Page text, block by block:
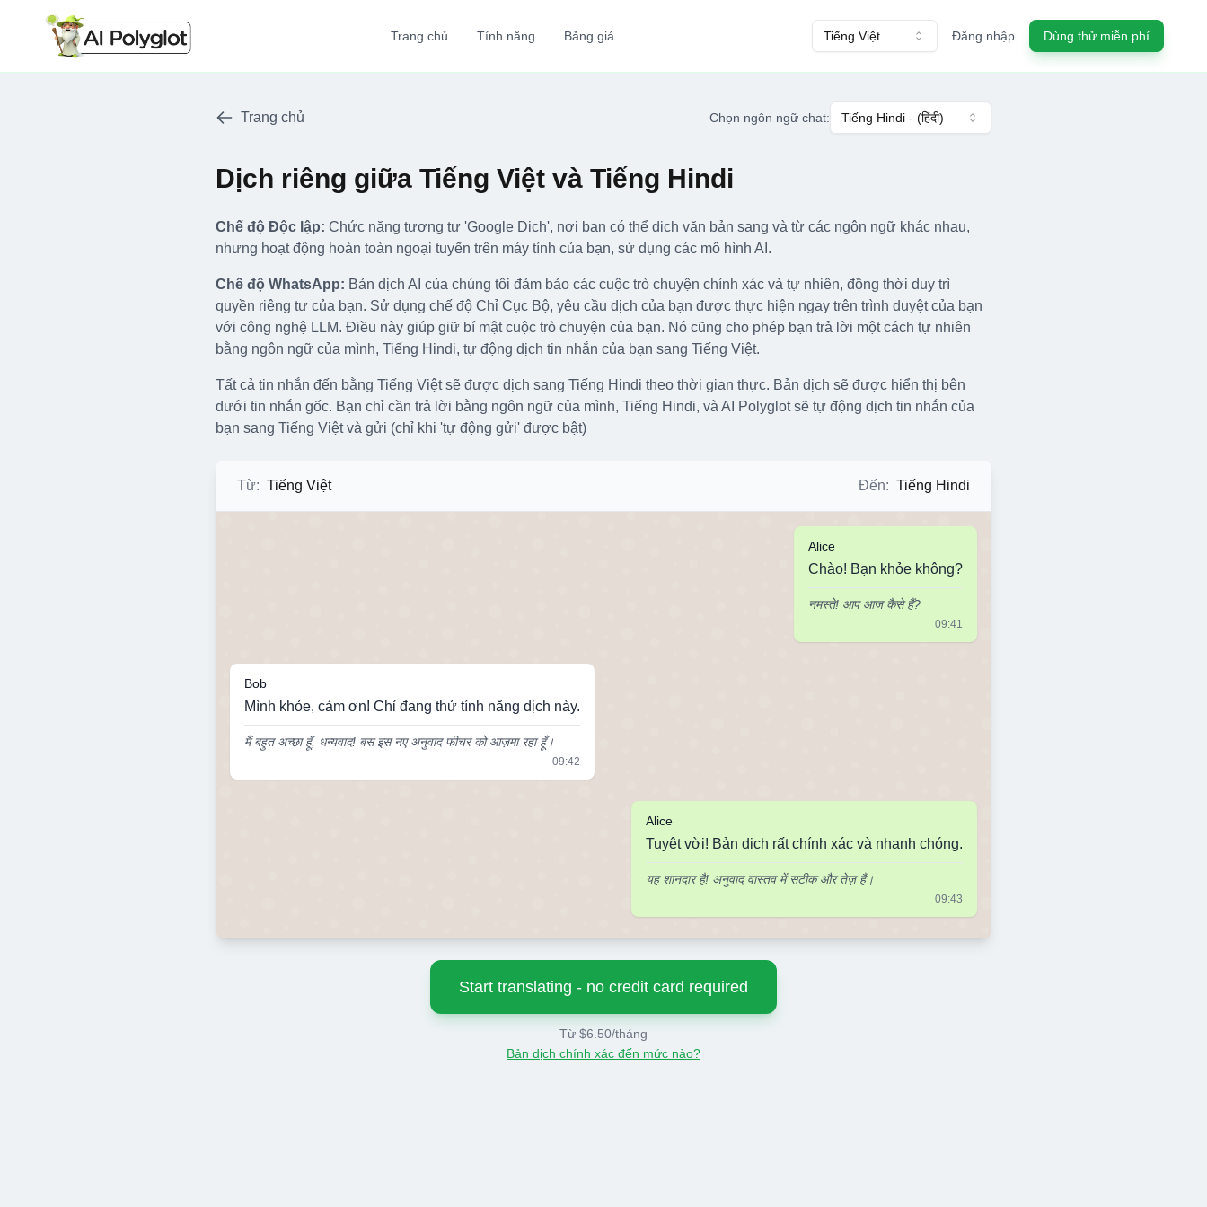
Trang chủ Tính năng Bảng giá Tiếng Việt Đăng nhập Dùng thử miễn phí
Trang chủ Chọn ngôn ngữ chat: Tiếng Hindi - (हिंदी)
Dịch riêng giữa Tiếng Việt và Tiếng Hindi
Chế độ Độc lập: Chức năng tương tự 'Google Dịch', nơi bạn có thể dịch văn bản sang và từ các ngôn ngữ khác nhau,
nhưng hoạt động hoàn toàn ngoại tuyến trên máy tính của bạn, sử dụng các mô hình AI.
Chế độ WhatsApp: Bản dịch AI của chúng tôi đảm bảo các cuộc trò chuyện chính xác và tự nhiên, đồng thời duy trì
quyền riêng tư của bạn. Sử dụng chế độ Chỉ Cục Bộ, yêu cầu dịch của bạn được thực hiện ngay trên trình duyệt của bạn
với công nghệ LLM. Điều này giúp giữ bí mật cuộc trò chuyện của bạn. Nó cũng cho phép bạn trả lời một cách tự nhiên
bằng ngôn ngữ của mình, Tiếng Hindi, tự động dịch tin nhắn của bạn sang Tiếng Việt.
Tất cả tin nhắn đến bằng Tiếng Việt sẽ được dịch sang Tiếng Hindi theo thời gian thực. Bản dịch sẽ được hiển thị bên
dưới tin nhắn gốc. Bạn chỉ cần trả lời bằng ngôn ngữ của mình, Tiếng Hindi, và AI Polyglot sẽ tự động dịch tin nhắn của
bạn sang Tiếng Việt và gửi (chỉ khi 'tự động gửi' được bật)
Từ: Tiếng Việt Đến: Tiếng Hindi
Alice
Chào! Bạn khỏe không?
नमस्ते! आप आज कैसे हैं?
09:41
Bob
Mình khỏe, cảm ơn! Chỉ đang thử tính năng dịch này.
मैं बहुत अच्छा हूँ, धन्यवाद! बस इस नए अनुवाद फीचर को आज़मा रहा हूँ।
09:42
Alice
Tuyệt vời! Bản dịch rất chính xác và nhanh chóng.
यह शानदार है! अनुवाद वास्तव में सटीक और तेज़ हैं।
09:43
Start translating - no credit card required
Từ $6.50/tháng
Bản dịch chính xác đến mức nào?